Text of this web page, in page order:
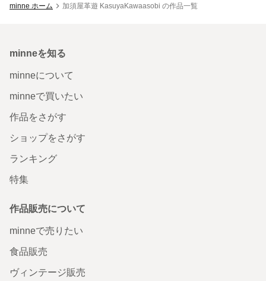
minne ホーム 加須屋革遊 KasuyaKawaasobi の作品一覧
minneを知る
minneについて
minneで買いたい
作品をさがす
ショップをさがす
ランキング
特集
作品販売について
minneで売りたい
食品販売
ヴィンテージ販売